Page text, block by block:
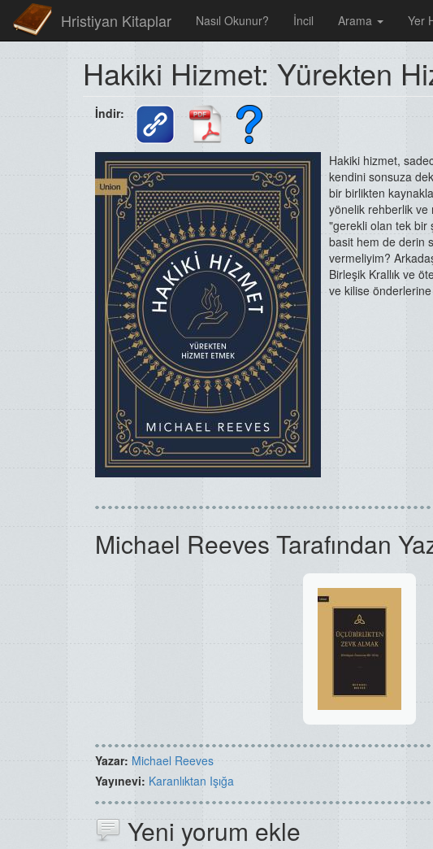
Hristiyan Kitaplar Nasıl Okunur? İncil Arama Yer
Hakiki Hizmet: Yürekten
İndir:
Hakiki hizmet,
kendini sonsuza
bir birlikten
yönelik rehberlik ve
"gerekli olan tek bir
basit hem de derin
vermeliyim?
Birleşik Krallık ve
ve kilise önderlerine
Michael Reeves Tarafından
Yazar: Michael Reeves
Yayınevi: Karanlıktan Işığa
Yeni yorum ekle